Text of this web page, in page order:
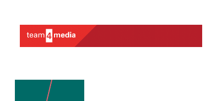
springen